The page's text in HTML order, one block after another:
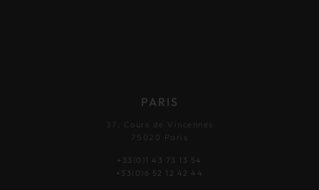
PARIS
37, Cours de Vincennes
75020 Paris
+33(0)1 43 73 13 54
+33(0)6 52 12 42 44